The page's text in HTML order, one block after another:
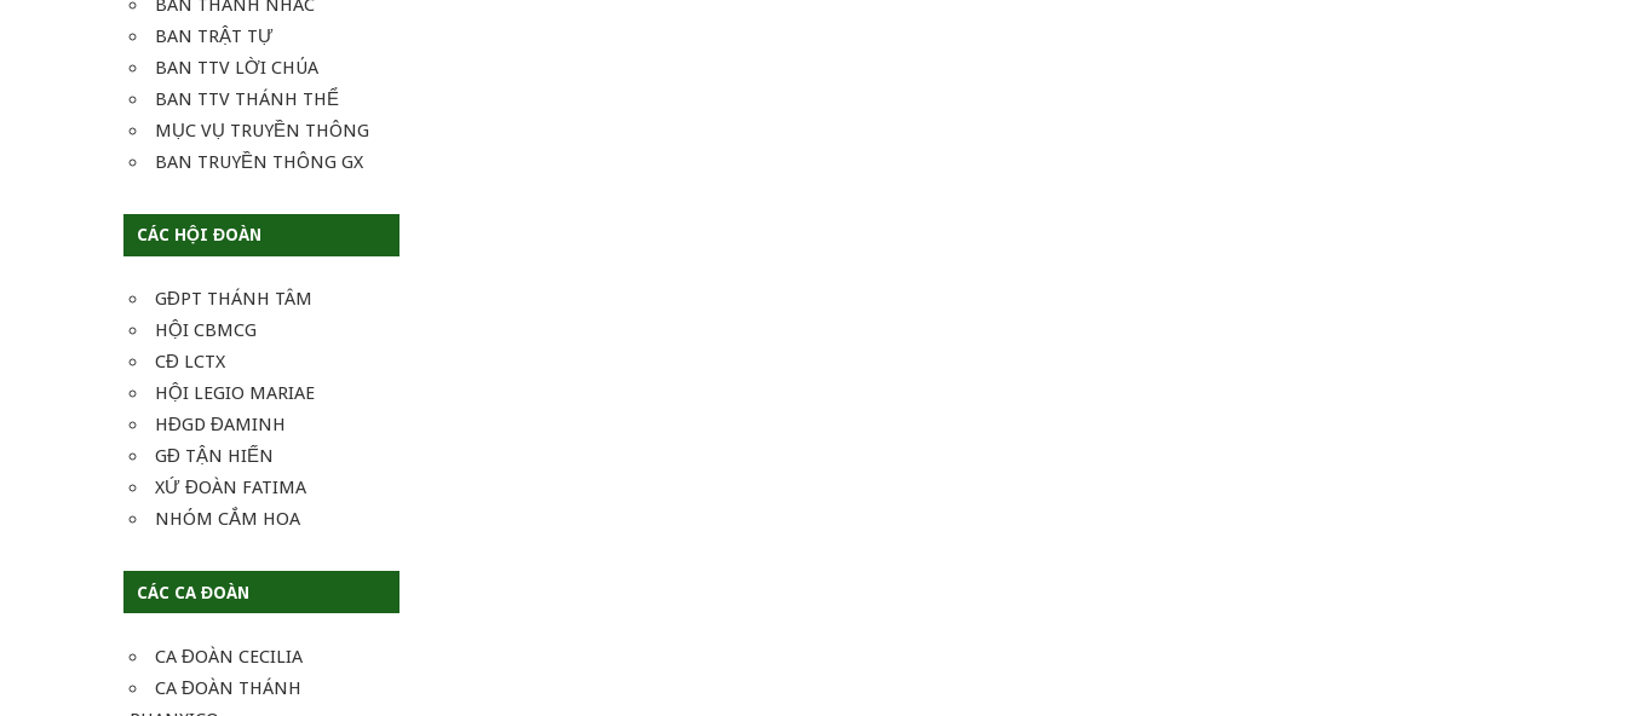
BAN TRẬT TỰ
BAN TTV LỜI CHÚA
BAN TTV THÁNH THỂ
MỤC VỤ TRUYỀN THÔNG
BAN TRUYỀN THÔNG GX
CÁC HỘI ĐOÀN
GĐPT THÁNH TÂM
HỘI CBMCG
CĐ LCTX
HỘI LEGIO MARIAE
HĐGD ĐAMINH
GĐ TẬN HIẾN
XỨ ĐOÀN FATIMA
NHÓM CẮM HOA
CÁC CA ĐOÀN
CA ĐOÀN CECILIA
CA ĐOÀN THÁNH